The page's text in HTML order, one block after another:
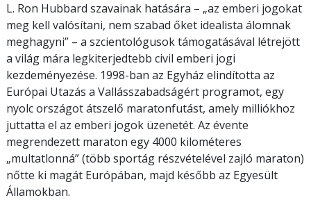
L. Ron Hubbard szavainak hatására – „az emberi jogokat
meg kell valósítani, nem szabad őket idealista álomnak
meghagyni” – a szcientológusok támogatásával létrejött
a világ mára legkiterjedtebb civil emberi jogi
kezdeményezése. 1998-ban az Egyház elindította az
Európai Utazás a Vallásszabadságért programot, egy
nyolc országot átszelő maratonfutást, amely milliókhoz
juttatta el az emberi jogok üzenetét. Az évente
megrendezett maraton egy 4000 kilométeres
„multatlonná” (több sportág részvételével zajló maraton)
nőtte ki magát Európában, majd később az Egyesült
Államokban.